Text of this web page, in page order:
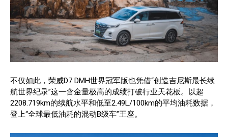
不仅如此，荣威D7 DMH世界冠军版也凭借“创造吉尼斯最长续
航世界纪录”这一含金量极高的成绩打破行业天花板。以超
2208.719km的续航水平和低至2.49L/100km的平均油耗数据，
登上“全球最低油耗的混动B级车”王座。